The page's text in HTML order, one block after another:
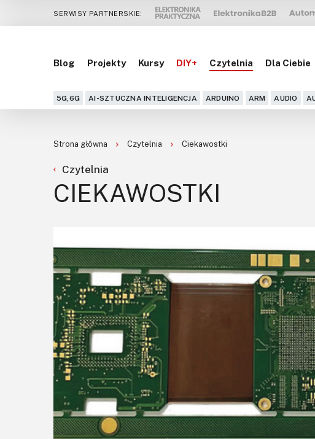
SERWISY PARTNERSKIE:
Blog Projekty Kursy DIY+ Czytelnia Dla Ciebie
5G,6G AI-SZTUCZNA INTELIGENCJA ARDUINO ARM AUDIO
Strona główna Czytelnia Ciekawostki
Czytelnia
CIEKAWOSTKI